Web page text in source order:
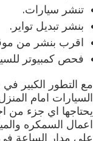
تنشر سيارات.
بنشر تبديل تواير.
اقرب بنشر من
فحص كمبيوتر
مع التطور الكبير
السيارات امام
يحتاجها اي جزء من
اعمال السمكره
على مدار الساعة في